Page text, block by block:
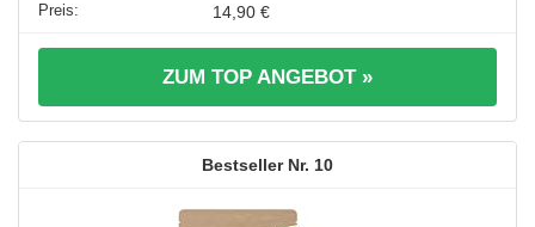
14,90 €
ZUM TOP ANGEBOT »
10